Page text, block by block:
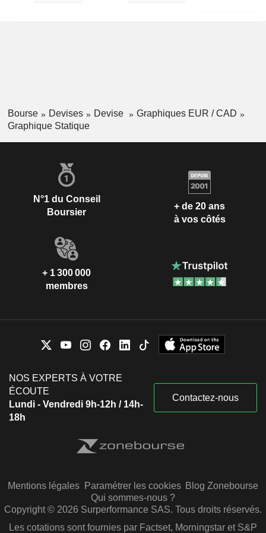
Bourse Devises Devise
Graphiques EUR / CAD
Graphique Statique
N°1 du Conseil
Boursier
+ de 20 ans
à vos côtés
+ 1 300 000
membres
NOS EXPERTS À VOTRE
ÉCOUTE
Lundi - Vendredi 9h-12h / 14h-
18h
Contactez-nous
Mentions légales Paramétrer les cookies Blog Zonebourse
Qui sommes-nous ?
Copyright © 2026 Surperformance SAS. Tous droits réservés.
Les cotations sont fournies par Factset, Morningstar et S&P